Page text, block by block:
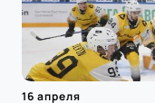
16 апреля